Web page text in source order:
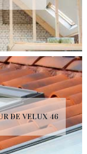
DE VELUX 46